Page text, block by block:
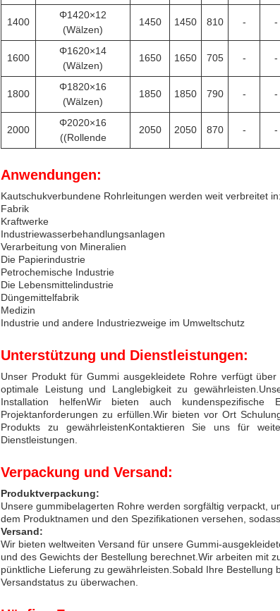
1400
Φ1420×12
(Wälzen)
1450 1450 810 - -
1600
Φ1620×14
(Wälzen)
1650 1650 705 - -
1800
Φ1820×16
(Wälzen)
1850 1850 790 - -
2000
Φ2020×16
((Rollende
2050 2050 870 - -
Anwendungen:
Kautschukverbundene Rohrleitungen werden weit verbreitet in:
Fabrik
Kraftwerke
Industriewasserbehandlungsanlagen
Verarbeitung von Mineralien
Die Papierindustrie
Petrochemische Industrie
Die Lebensmittelindustrie
Düngemittelfabrik
Medizin
Industrie und andere Industriezweige im Umweltschutz
Unterstützung und Dienstleistungen:
Unser Produkt für Gummi ausgekleidete Rohre verfügt
optimale Leistung und Langlebigkeit zu
Installation helfenWir bieten auch kundenspezifische
Projektanforderungen zu erfüllen.Wir bieten vor Ort
Produkts zu gewährleistenKontaktieren Sie uns für
Dienstleistungen.
Verpackung und Versand:
Produktverpackung:
Unsere gummibelagerten Rohre werden sorgfältig verpackt,
dem Produktnamen und den Spezifikationen versehen,
Versand:
Wir bieten weltweiten Versand für unsere Gummi-
und des Gewichts der Bestellung berechnet.Wir arbeiten mit
pünktliche Lieferung zu gewährleisten.Sobald Ihre
Versandstatus zu überwachen.